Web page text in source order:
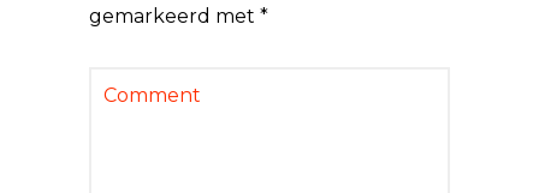
gemarkeerd met *